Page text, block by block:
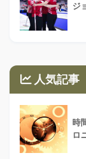
ジ
人気記事
時
ロ